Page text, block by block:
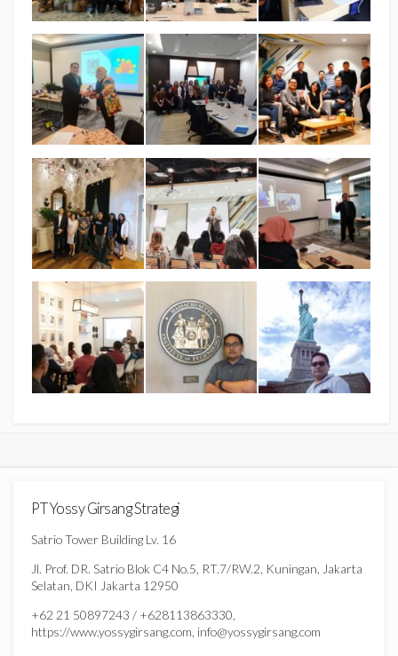
PT Yossy Girsang Strategi
Satrio Tower Building Lv. 16
Jl. Prof. DR. Satrio Blok C4 No.5, RT.7/RW.2, Kuningan, Jakarta
Selatan, DKI Jakarta 12950
+62 21 50897243 / +628113863330,
https://www.yossygirsang.com, info@yossygirsang.com